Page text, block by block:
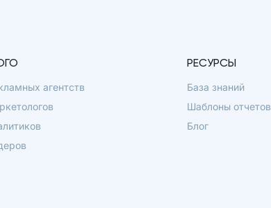
агентств
РЕСУРСЫ
База знаний
Шаблоны отчетов
Блог